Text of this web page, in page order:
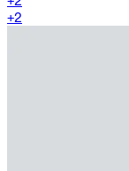
+2